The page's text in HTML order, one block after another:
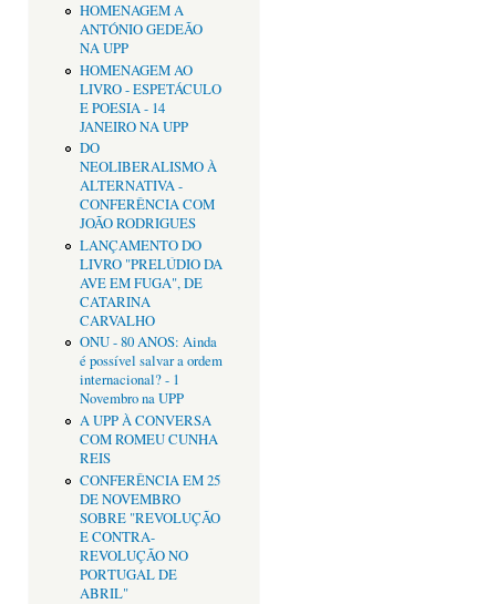
HOMENAGEM A
ANTÓNIO GEDEÃO
NA UPP
HOMENAGEM AO
LIVRO - ESPETÁCULO
E POESIA - 14
JANEIRO NA UPP
DO
NEOLIBERALISMO À
ALTERNATIVA -
CONFERÊNCIA COM
JOÃO RODRIGUES
LANÇAMENTO DO
LIVRO "PRELÚDIO DA
AVE EM FUGA", DE
CATARINA
CARVALHO
ONU - 80 ANOS: Ainda
é possível salvar a ordem
internacional? - 1
Novembro na UPP
A UPP À CONVERSA
COM ROMEU CUNHA
REIS
CONFERÊNCIA EM 25
DE NOVEMBRO
SOBRE "REVOLUÇÃO
E CONTRA-
REVOLUÇÃO NO
PORTUGAL DE
ABRIL"